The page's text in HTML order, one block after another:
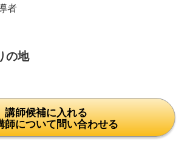
者
の地
講師候補に入れる
師について問い合わせる